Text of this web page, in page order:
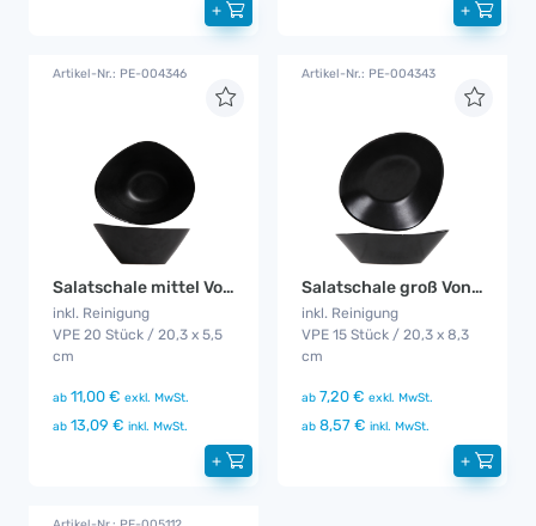
+ +
Artikel-Nr.: PE-004346
Salatschale mittel Vongola
inkl. Reinigung
VPE 20 Stück / 20,3 x 5,5
cm
ab 11,00 € exkl. MwSt.
ab 13,09 € inkl. MwSt.
+
Artikel-Nr.: PE-004343
Salatschale groß Vongola
inkl. Reinigung
VPE 15 Stück / 20,3 x 8,3
cm
ab 7,20 € exkl. MwSt.
ab 8,57 € inkl. MwSt.
+